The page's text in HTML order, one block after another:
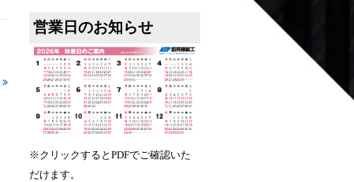
営業日のお知らせ
※クリックするとPDFでご確認いた
だけます。